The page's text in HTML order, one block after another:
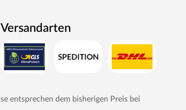
Versandarten
entsprechen dem bisherigen Preis bei